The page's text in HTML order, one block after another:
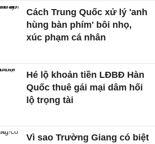
Cách Trung Quốc xử lý 'anh
hùng bàn phím' bôi nhọ,
xúc phạm cá nhân
Hé lộ khoản tiền LĐBĐ Hàn
Quốc thuê gái mại dâm hối
lộ trọng tài
Vì sao Trường Giang có biệt